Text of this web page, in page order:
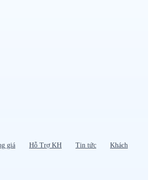
giá Hỗ Trợ KH Tin tức
Khách